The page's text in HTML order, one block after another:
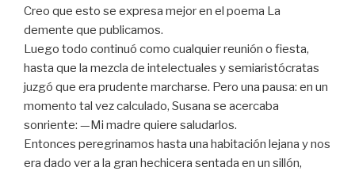
Creo que esto se expresa mejor en el poema La
demente que publicamos.
Luego todo continuó como cualquier reunión o fiesta,
hasta que la mezcla de intelectuales y semiaristócratas
juzgó que era prudente marcharse. Pero una pausa: en un
momento tal vez calculado, Susana se acercaba
sonriente: —Mi madre quiere saludarlos.
Entonces peregrinamos hasta una habitación lejana y nos
era dado ver a la gran hechicera sentada en un sillón,